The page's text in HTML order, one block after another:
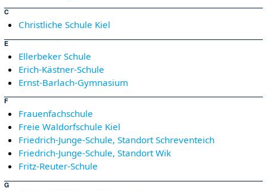
C
Christliche Schule Kiel
E
Ellerbeker Schule
Erich-Kästner-Schule
Ernst-Barlach-Gymnasium
F
Frauenfachschule
Freie Waldorfschule Kiel
Friedrich-Junge-Schule, Standort Schreventeich
Friedrich-Junge-Schule, Standort Wik
Fritz-Reuter-Schule
G